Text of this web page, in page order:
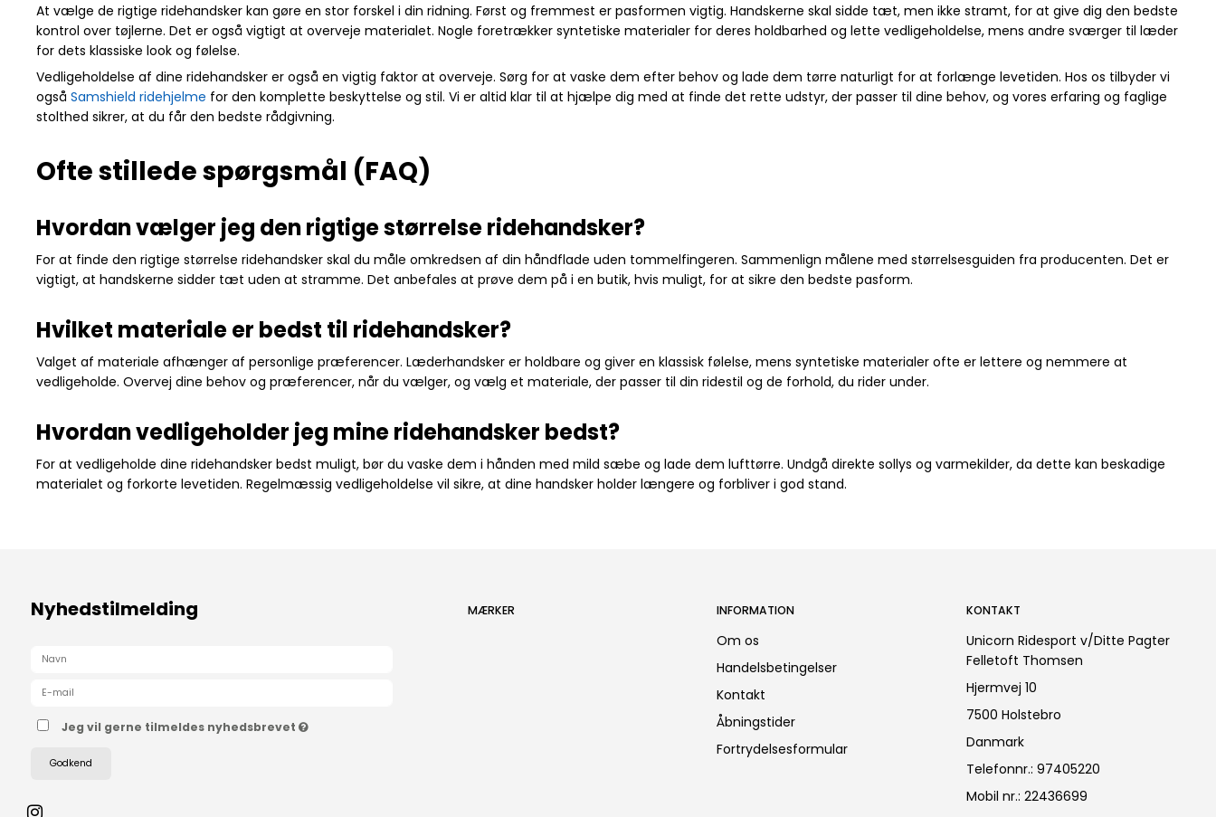
At vælge de rigtige ridehandsker kan gøre en stor forskel i din ridning. Først og fremmest er pasformen vigtig. Handskerne skal sidde tæt, men ikke stramt, for at give dig den bedste
kontrol over tøjlerne. Det er også vigtigt at overveje materialet. Nogle foretrækker syntetiske materialer for deres holdbarhed og lette vedligeholdelse, mens andre sværger til læder
for dets klassiske look og følelse.
Vedligeholdelse af dine ridehandsker er også en vigtig faktor at overveje. Sørg for at vaske dem efter behov og lade dem tørre naturligt for at forlænge levetiden. Hos os tilbyder vi
også Samshield ridehjelme for den komplette beskyttelse og stil. Vi er altid klar til at hjælpe dig med at finde det rette udstyr, der passer til dine behov, og vores erfaring og faglige
stolthed sikrer, at du får den bedste rådgivning.
Ofte stillede spørgsmål (FAQ)
Hvordan vælger jeg den rigtige størrelse ridehandsker?
For at finde den rigtige størrelse ridehandsker skal du måle omkredsen af din håndflade uden tommelfingeren. Sammenlign målene med størrelsesguiden fra producenten. Det er
vigtigt, at handskerne sidder tæt uden at stramme. Det anbefales at prøve dem på i en butik, hvis muligt, for at sikre den bedste pasform.
Hvilket materiale er bedst til ridehandsker?
Valget af materiale afhænger af personlige præferencer. Læderhandsker er holdbare og giver en klassisk følelse, mens syntetiske materialer ofte er lettere og nemmere at
vedligeholde. Overvej dine behov og præferencer, når du vælger, og vælg et materiale, der passer til din ridestil og de forhold, du rider under.
Hvordan vedligeholder jeg mine ridehandsker bedst?
For at vedligeholde dine ridehandsker bedst muligt, bør du vaske dem i hånden med mild sæbe og lade dem lufttørre. Undgå direkte sollys og varmekilder, da dette kan beskadige
materialet og forkorte levetiden. Regelmæssig vedligeholdelse vil sikre, at dine handsker holder længere og forbliver i god stand.
Nyhedstilmelding
Jeg vil gerne tilmeldes nyhedsbrevet
Godkend
MÆRKER INFORMATION
Om os
Handelsbetingelser
Kontakt
Åbningstider
Fortrydelsesformular
KONTAKT
Unicorn Ridesport v/Ditte Pagter
Felletoft Thomsen
Hjermvej 10
7500 Holstebro
Danmark
Telefonnr.: 97405220
Mobil nr.: 22436699